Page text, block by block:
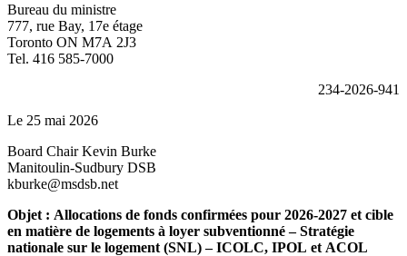
Bureau du ministre
777, rue Bay, 17e étage
Toronto ON M7A 2J3
Tel. 416 585-7000
234-2026-941
Le 25 mai 2026
Board Chair Kevin Burke
Manitoulin-Sudbury DSB
kburke@msdsb.net
Objet : Allocations de fonds confirmées pour 2026-2027 et cible
en matière de logements à loyer subventionné – Stratégie
nationale sur le logement (SNL) – ICOLC, IPOL et ACOL